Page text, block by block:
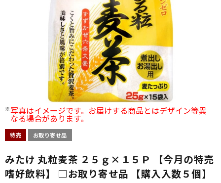
写真はイメージです。お届けする商品とはデザイン等異
なる場合があります。
特売 お取り寄せ品
みたけ 丸粒麦茶 ２５ｇ×１５Ｐ 【今月の特売
嗜好飲料】 □お取り寄せ品 【購入入数５個】